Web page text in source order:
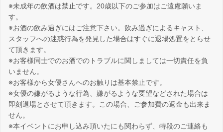
※未成年の飲酒は禁止です。20歳以下のご参加はご遠慮願いま
す。
※お酒の飲み過ぎにはご注意下さい。飲み過ぎによるキャスト、
スタッフへの迷惑行為を発見した場合はすぐに退場処置をとらせ
て頂きます。
※お客様同士でのお酒でのトラブルに関しましては一切責任を負
いません。
※お客様から女優さんへのお触りは基本禁止です。
※女優の嫌がるような行為、嫌がるような要望などされた場合は
即刻退場とさせて頂きます。この場合、ご参加費の返金も出来ま
せん。
※本イベントにお申し込み頂いたにも関わらず、特段のご連絡も